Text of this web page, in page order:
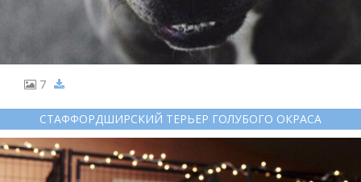
7
СТАФФОРДШИРСКИЙ ТЕРЬЕР ГОЛУБОГО ОКРАСА